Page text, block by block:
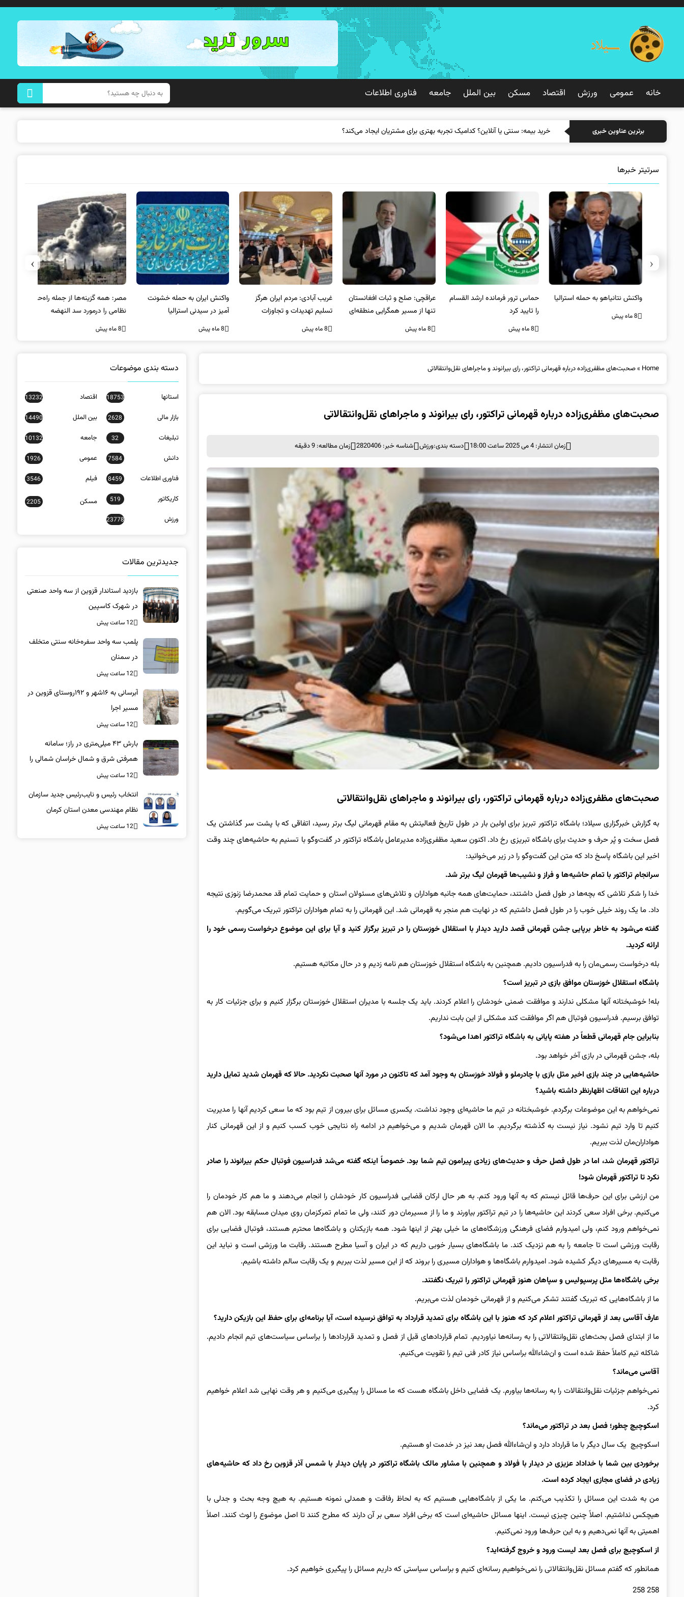
خانه عمومی ورزش اقتصاد مسکن بین الملل جامعه فناوری اطلاعات
برترین عناوین خبری خرید بیمه: سن
سرتیتر خبرها
واکنش نتانیاهو به حمله استرالیا
8 ماه پیش
حماس ترور فرمانده ارشد القسام
را تایید کرد
8 ماه پیش
عراقچی: صلح و ثبات افغانستان
تنها از مسیر همگرایی منطقه‌ای
محقق می‌شود
8 ماه پیش
غریب آبادی: مردم ایران هرگز
تسلیم تهدیدات و تجاوزات
نخواهند شد و متحد و منسجم
8 ماه پیش
واکنش ایران به حمله خشونت
آمیز در سیدنی استرالیا
8 ماه پیش
مصر: همه گزینه‌ها از جمله راه‌حل
نظامی را درمورد سد النهضه
بررسی می‌کنیم
8 ماه پیش
‹
›
Home
»صحبت‌های مظفری‌زاده درباره قهرمانی تراکتور، رای بیرانوند و ماجراهای نقل‌وانتقالاتی
صحبت‌های مظفری‌زاده درباره قهرمانی تراکتور، رای بیرانوند و ماجراهای نقل‌وانتقالاتی
زمان انتشار: 4 می 2025 ساعت 18:00 دسته بندی:ورزش شناسه خبر: 2820406 زمان مطالعه: 9 دقیقه
صحبت‌های مظفری‌زاده درباره قهرمانی تراکتور، رای بیرانوند و ماجراهای نقل‌وانتقالاتی
به گزارش خبرگزاری سیلاد؛ باشگاه تراکتور تبریز برای اولین بار در طول تاریخ فعالیتش به مقام قهرمانی لیگ برتر رسید، اتفاقی که با پشت سر گذاشتن یک
فصل سخت و پُر حرف و حدیث برای باشگاه تبریزی رخ داد. اکنون سعید مظفری‌زاده مدیرعامل باشگاه تراکتور در گفت‌وگو با تسنیم به حاشیه‌های چند وقت
اخیر این باشگاه پاسخ داد که متن این گفت‌وگو را در زیر می‌خوانید:
سرانجام تراکتور با تمام حاشیه‌ها و فراز و نشیب‌ها قهرمان لیگ برتر شد.
خدا را شکر تلاشی‌ که بچه‌ها در طول فصل داشتند، حمایت‌های همه جانبه هواداران و تلاش‌های مسئولان استان و حمایت تمام قد محمدرضا زنوزی نتیجه
داد. ما یک روند خیلی خوب را در طول فصل داشتیم که در نهایت هم منجر به قهرمانی شد. این قهرمانی را به تمام هواداران تراکتور تبریک می‌گویم.
گفته می‌شود به خاطر برپایی جشن قهرمانی قصد دارید دیدار با استقلال خوزستان را در تبریز برگزار کنید و آیا برای این موضوع درخواست رسمی خود را
ارائه کردید.
بله درخواست رسمی‌مان را به فدراسیون دادیم. همچنین به باشگاه استقلال خوزستان هم نامه زدیم و در حال مکاتبه هستیم.
باشگاه استقلال خوزستان موافق بازی در تبریز است؟
بله! خوشبختانه آنها مشکلی ندارند و موافقت ضمنی خودشان را اعلام کردند. باید یک جلسه با مدیران استقلال خوزستان برگزار کنیم و برای جزئیات کار به
توافق برسیم. فدراسیون فوتبال هم اگر موافقت کند مشکلی از این بابت نداریم.
بنابراین جام قهرمانی قطعاً در هفته پایانی به باشگاه تراکتور اهدا می‌شود؟
بله، جشن قهرمانی در بازی آخر خواهد بود.
حاشیه‌هایی در چند بازی اخیر مثل بازی با چادرملو و فولاد خوزستان به وجود آمد که تاکنون در مورد آنها صحبت نکردید. حالا که قهرمان شدید تمایل دارید
درباره این اتفاقات اظهارنظر داشته باشید؟
نمی‌خواهم به این موضوعات برگردم. خوشبختانه در تیم ما حاشیه‌ای وجود نداشت. یکسری مسائل برای بیرون از تیم بود که ما سعی کردیم آنها را مدیریت
کنیم تا وارد تیم نشود. نیاز نیست به گذشته برگردیم. ما الان قهرمان شدیم و می‌خواهیم در ادامه راه نتایجی خوب کسب کنیم و از این قهرمانی کنار
هواداران‌مان لذت ببریم.
تراکتور قهرمان شد، اما در طول فصل حرف و حدیث‌های زیادی پیرامون تیم شما بود. خصوصاً اینکه گفته می‌شد فدراسیون فوتبال حکم بیرانوند را صادر
نکرد تا تراکتور قهرمان شود!
من ارزشی برای این حرف‌ها قائل نیستم که به آنها ورود کنم. به هر حال ارکان قضایی فدراسیون کار خودشان را انجام می‌دهند و ما هم کار خودمان را
می‌کنیم. برخی افراد سعی کردند این حاشیه‌ها را در تیم تراکتور بیاورند و ما را از مسیرمان دور کنند، ولی ما تمام تمرکزمان روی میدان مسابقه بود. الان هم
نمی‌خواهم ورود کنم، ولی امیدوارم فضای فرهنگی ورزشگاه‌های ما خیلی بهتر از اینها شود. همه بازیکنان و باشگاه‌ها محترم هستند، فوتبال فضایی برای
رقابت ورزشی است تا جامعه را به هم نزدیک کند. ما باشگاه‌های بسیار خوبی داریم که در ایران و آسیا مطرح هستند. رقابت ما ورزشی است و نباید این
رقابت به مسیرهای دیگر کشیده شود. امیدوارم باشگاه‌ها و هواداران مسیری را بروند که از این مسیر لذت ببریم و یک رقابت سالم داشته باشیم.
برخی باشگاه‌ها مثل پرسپولیس و سپاهان هنوز قهرمانی تراکتور را تبریک نگفتند.
ما از باشگاه‌هایی که تبریک گفتند تشکر می‌کنیم و از قهرمانی خودمان لذت می‌بریم.
عارف آقاسی بعد از قهرمانی تراکتور اعلام کرد که هنوز با این باشگاه برای تمدید قرارداد به توافق نرسیده است، آیا برنامه‌ای برای حفظ این بازیکن دارید؟
ما از ابتدای فصل بحث‌های نقل‌وانتقالاتی را به رسانه‌ها نیاوردیم. تمام قراردادهای قبل از فصل و تمدید قراردادها را براساس سیاست‌های تیم انجام دادیم.
شاکله تیم کاملاً حفظ شده است و ان‌شاءالله براساس نیاز کادر فنی تیم را تقویت می‌کنیم.
آقاسی می‌ماند؟
نمی‌خواهم جزئیات نقل‌وانتقالات را به رسانه‌ها بیاورم. یک فضایی داخل باشگاه هست که ما مسائل را پیگیری می‌کنیم و هر وقت نهایی شد اعلام خواهیم
کرد.
اسکوچیچ چطور؛ فصل بعد در تراکتور می‌ماند؟
اسکوچیچ یک سال دیگر با ما قرارداد دارد و ان‌شاءالله فصل بعد نیز در خدمت او هستیم.
برخوردی بین شما با خداداد عزیزی در دیدار با فولاد و همچنین با مشاور مالک باشگاه تراکتور در پایان دیدار با شمس آذر قزوین رخ داد که حاشیه‌های
زیادی در فضای مجازی ایجاد کرده است.
من به شدت این مسائل را تکذیب می‌کنم. ما یکی از باشگاه‌هایی هستیم که به لحاظ رفاقت و همدلی نمونه هستیم. به هیچ وجه بحث و جدلی با
هیچکس نداشتیم. اصلاً چنین چیزی نیست. اینها مسائل حاشیه‌ای است که برخی افراد سعی بر آن دارند که مطرح کنند تا اصل موضوع را لوث کنند. اصلاً
اهمیتی به آنها نمی‌دهیم و به این حرف‌ها ورود نمی‌کنیم.
از اسکوچیچ برای فصل بعد لیست ورود و خروج گرفته‌اید؟
همانطور که گفتم مسائل نقل‌وانتقالاتی را نمی‌خواهیم رسانه‌ای کنیم و براساس سیاستی که داریم مسائل را پیگیری خواهیم کرد.
258 258
دسته بندی موضوعات
استانها 18753 اقتصاد 13232
بازار مالی 2628 بین الملل 14490
تبلیغات 32 جامعه 10132
دانش 7584 عمومی 1926
فناوری اطلاعات 8459 فیلم 3546
کاریکاتور 519 مسکن 2205
ورزش 23778
جدیدترین مقالات
بازدید استاندار قزوین از سه واحد صنعتی
در شهرک کاسپین
12 ساعت پیش
پلمب سه واحد سفره‌خانه سنتی متخلف
در سمنان
12 ساعت پیش
آبرسانی به ۱۶شهر و ۱۹۲روستای قزوین در
مسیر اجرا
12 ساعت پیش
بارش ۴۳ میلی‌متری در راز؛ سامانه
همرفتی شرق و شمال خراسان شمالی را
درنوردید
12 ساعت پیش
انتخاب رئیس و نایب‌رئیس جدید سازمان
نظام مهندسی معدن استان کرمان
12 ساعت پیش